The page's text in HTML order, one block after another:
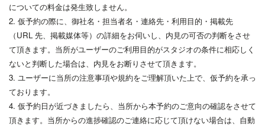
についての料金は発生致しません。
2. 仮予約の際に、御社名・担当者名・連絡先・利用目的・掲載先
（URL 先、掲載媒体等）の詳細をお伺いし、内見の可否の判断をさせ
て頂きます。当所がユーザーのご利用目的がスタジオの条件に相応しく
ないと判断した場合は、内見をお断りさせて頂きます。
3. ユーザーに当所の注意事項や規約をご理解頂いた上で、仮予約を承っ
ております。
4. 仮予約日が近づきましたら、当所から本予約のご意向の確認をさせて
頂きます。当所からの進捗確認のご連絡に応じて頂けない場合は、自動